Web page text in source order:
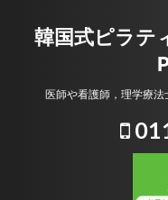
韓国式ピラテ
医師や看護師，理学療